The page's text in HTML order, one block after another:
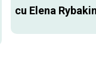
cu Elena